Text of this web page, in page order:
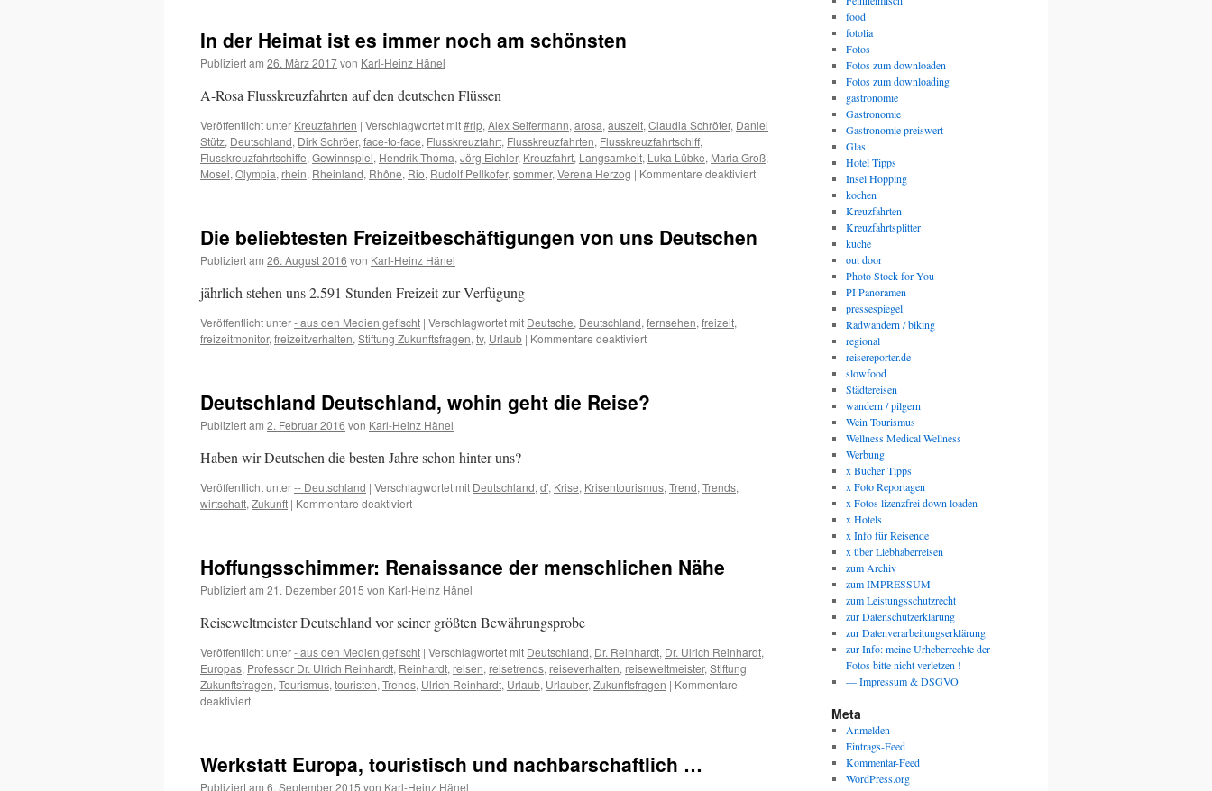
mit
dem
Bulli
In der Heimat ist es immer noch am schönsten
Publiziert am 26. März 2017von Karl-Heinz Hänel
A-Rosa Flusskreuzfahrten auf den deutschen Flüssen
Veröffentlicht unter Kreuzfahrten | Verschlagwortet mit#rlp, Alex Seifermann, arosa, auszeit, Claudia Schröter, Daniel
Stütz, Deutschland, Dirk Schröer, face-to-face, Flusskreuzfahrt, Flusskreuzfahrten, Flusskreuzfahrtschiff,
Flusskreuzfahrtschiffe, Gewinnspiel, Hendrik Thoma, Jörg Eichler, Kreuzfahrt, Langsamkeit, Luka Lübke, Maria Groß,
Mosel, Olympia, rhein, Rheinland, Rhône, Rio, Rudolf Pellkofer, sommer, Verena Herzog | Kommentare deaktiviertfür
ist
Die beliebtesten Freizeitbeschäftigungen von uns Deutschen
Publiziert am 26. August 2016 von Karl-Heinz Hänel
jährlich stehen uns 2.591 Stunden Freizeit zur Verfügung
Veröffentlicht unter- aus den Medien gefischt | Verschlagwortet mit Deutsche, Deutschland, fernsehen, freizeit,
freizeitmonitor, freizeitverhalten, Stiftung Zukunftsfragen, tv, Urlaub | Kommentare deaktiviertfür
von
Deutschland Deutschland, wohin geht die Reise?
Publiziert am 2. Februar 2016 von Karl-Heinz Hänel
Haben wir Deutschen die besten Jahre schon hinter uns?
Veröffentlicht unter-- Deutschland | Verschlagwortet mit Deutschland, d’, Krise, Krisentourismus, Trend, Trends,
wirtschaft, Zukunft | Kommentare deaktiviertfür
geht
die
Reise?
Hoffungsschimmer: Renaissance der menschlichen Nähe
Publiziert am 21. Dezember 2015 von Karl-Heinz Hänel
Reiseweltmeister Deutschland vor seiner größten Bewährungsprobe
Veröffentlicht unter- aus den Medien gefischt | Verschlagwortet mit Deutschland, Dr. Reinhardt, Dr. Ulrich Reinhardt,
Europas, Professor Dr. Ulrich Reinhardt, Reinhardt, reisen, reisetrends, reiseverhalten, reiseweltmeister, Stiftung
Zukunftsfragen, Tourismus, touristen, Trends, Ulrich Reinhardt, Urlaub, Urlauber, Zukunftsfragen | Kommentare
deaktiviertfür
menschlichen
Nähe
Werkstatt Europa, touristisch und nachbarschaftlich …
Publiziert am 6. September 2015 von Karl-Heinz Hänel
food
fotolia
Fotos
Fotos zum downloaden
Fotos zum downloading
gastronomie
Gastronomie
Gastronomie preiswert
Glas
Hotel Tipps
Insel Hopping
kochen
Kreuzfahrten
Kreuzfahrtsplitter
küche
out door
Photo Stock for You
PI Panoramen
pressespiegel
Radwandern / biking
regional
reisereporter.de
slowfood
Städtereisen
wandern / pilgern
Wein Tourismus
Wellness Medical Wellness
Werbung
x Bücher Tipps
x Foto Reportagen
x Fotos lizenzfrei down loaden
x Hotels
x Info für Reisende
x über Liebhaberreisen
zum Archiv
zum IMPRESSUM
zum Leistungsschutzrecht
zur Datenschutzerklärung
zur Datenverarbeitungserklärung
zur Info: meine Urheberrechte der
Fotos bitte nicht verletzen !
— Impressum & DSGVO
Meta
Anmelden
Eintrags-Feed
Kommentar-Feed
WordPress.org